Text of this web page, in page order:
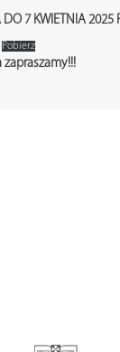
DO 7 KWIETNIA 2025
Pobierz